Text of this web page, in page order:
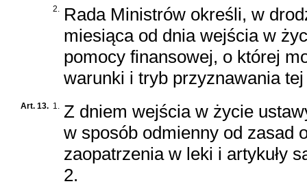
2.
Rada Ministrów określi, w
miesiąca od dnia wejścia w
pomocy finansowej, o której
warunki i tryb przyznawania
Art. 13. 1.
Z dniem wejścia w życie
w sposób odmienny od zasad
zaopatrzenia w leki i artykuły
2.